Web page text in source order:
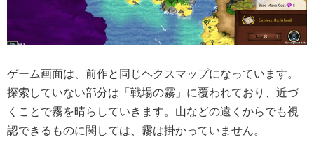
ゲーム画面は、前作と同じヘクスマップになっています。
探索していない部分は「戦場の霧」に覆われており、近づ
くことで霧を晴らしていきます。山などの遠くからでも視
認できるものに関しては、霧は掛かっていません。